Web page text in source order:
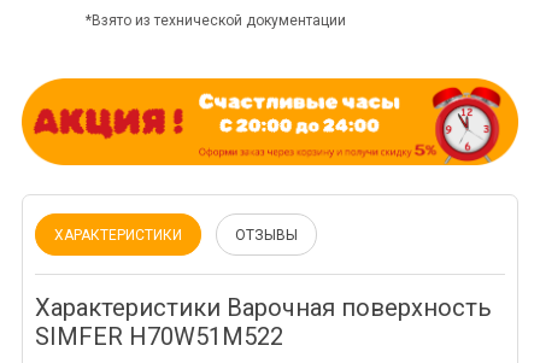
*Взято из технической документации
ХАРАКТЕРИСТИКИ ОТЗЫВЫ
Характеристики Варочная поверхность
SIMFER H70W51M522